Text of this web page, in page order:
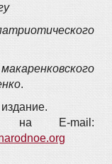
.
на E-mail: